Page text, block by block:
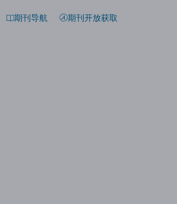
期刊导航 期刊开放获取